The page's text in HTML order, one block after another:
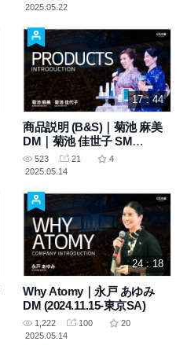
2025.05.22
17 : 44
商品説明 (B&S)｜菊池 麻美
DM｜菊池 佳世子 SM
(2024.12.17-東京SA)
523 21
4
2025.05.14
24 : 18
Why Atomy｜永戸 あゆみ
DM (2024.11.15-東京SA)
1,222 100
20
2025.05.14